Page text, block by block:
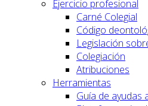
Ejercicio profesional
Carné Colegial
Código
Legislación
Colegiación
Atribuciones
Herramientas
Guía de ayudas